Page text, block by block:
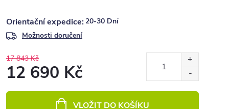
20-30 Dní
Možnosti doručení
17 843 Kč
12 690 Kč
VLOŽIT DO KOŠÍKU